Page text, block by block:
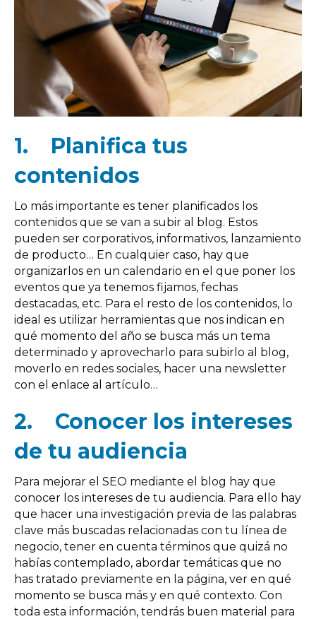
1. Planifica tus
contenidos
Lo más importante es tener planificados los
contenidos que se van a subir al blog. Estos
pueden ser corporativos, informativos, lanzamiento
de producto… En cualquier caso, hay que
organizarlos en un calendario en el que poner los
eventos que ya tenemos fijamos, fechas
destacadas, etc. Para el resto de los contenidos, lo
ideal es utilizar herramientas que nos indican en
qué momento del año se busca más un tema
determinado y aprovecharlo para subirlo al blog,
moverlo en redes sociales, hacer una newsletter
con el enlace al artículo…
2. Conocer los intereses
de tu audiencia
Para mejorar el SEO mediante el blog hay que
conocer los intereses de tu audiencia. Para ello hay
que hacer una investigación previa de las palabras
clave más buscadas relacionadas con tu línea de
negocio, tener en cuenta términos que quizá no
habías contemplado, abordar temáticas que no
has tratado previamente en la página, ver en qué
momento se busca más y en qué contexto. Con
toda esta información, tendrás buen material para